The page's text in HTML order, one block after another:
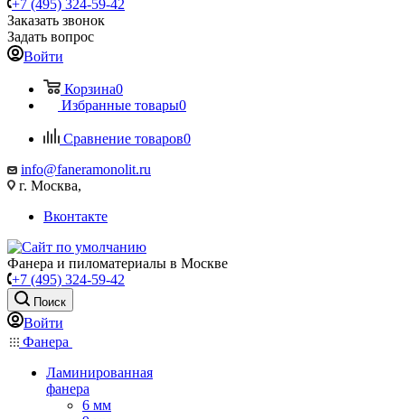
+7 (495) 324-59-42
Заказать звонок
Задать вопрос
Войти
Корзина0
Избранные товары0
Сравнение товаров0
info@faneramonolit.ru
г. Москва,
Вконтакте
Фанера и пиломатериалы в Москве
+7 (495) 324-59-42
Поиск
Войти
Фанера
Ламинированная
фанера
6 мм